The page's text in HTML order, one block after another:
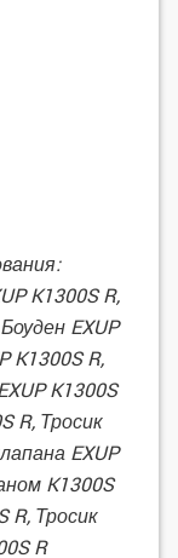
K1300S R,
EXUP
K1300S R,
K1300S
R, Тросик
EXUP
K1300S
R, Тросик
R